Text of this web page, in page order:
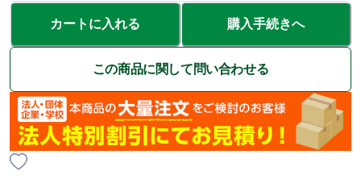
カートに入れる 購入手続きへ
この商品に関して問い合わせる